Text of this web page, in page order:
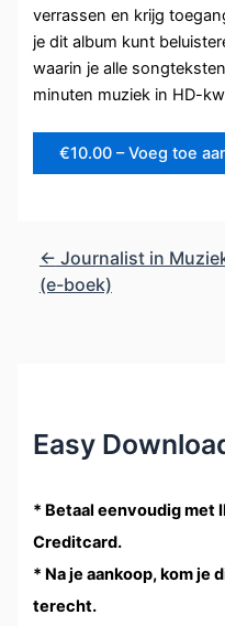
verrassen en krijg
je dit album kunt
waarin je alle
minuten muziek in HD-
€10.00 – Voeg toe
← Journalist in
(e-boek)
Easy
* Betaal eenvoudig met
Creditcard.
* Na je aankoop, kom je
terecht.